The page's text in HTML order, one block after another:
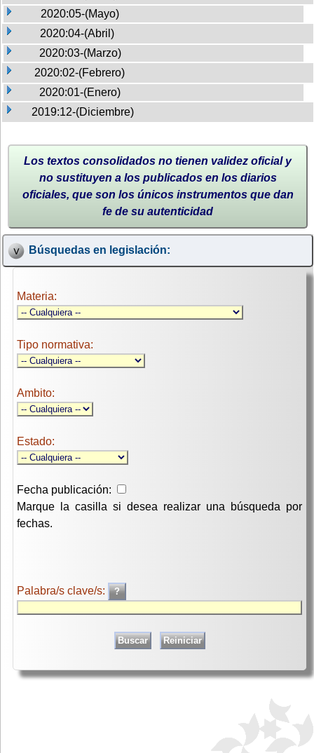
2020:05-(Mayo)
2020:04-(Abril)
2020:03-(Marzo)
2020:02-(Febrero)
2020:01-(Enero)
2019:12-(Diciembre)
Los textos consolidados no tienen validez oficial y
no sustituyen a los publicados en los diarios
oficiales, que son los únicos instrumentos que dan
fe de su autenticidad
Búsquedas en legislación:
Materia:
Tipo normativa:
Ambito:
Estado:
Fecha publicación:
Marque la casilla si desea realizar una búsqueda por
fechas.
Palabra/s clave/s: